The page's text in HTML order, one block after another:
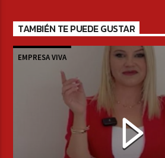
TAMBIÉN TE PUEDE GUSTAR
EMPRESA VIVA